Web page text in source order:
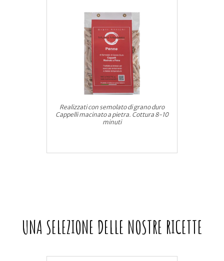
Realizzati con semolato di grano duro
Cappelli macinato a pietra. Cottura 8-10
minuti
UNA SELEZIONE DELLE NOSTRE RICETTE